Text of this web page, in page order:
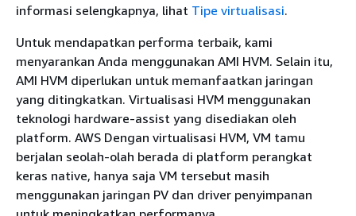
informasi selengkapnya, lihat Tipe virtualisasi.
Untuk mendapatkan performa terbaik, kami
menyarankan Anda menggunakan AMI HVM. Selain itu,
AMI HVM diperlukan untuk memanfaatkan jaringan
yang ditingkatkan. Virtualisasi HVM menggunakan
teknologi hardware-assist yang disediakan oleh
platform. AWS Dengan virtualisasi HVM, VM tamu
berjalan seolah-olah berada di platform perangkat
keras native, hanya saja VM tersebut masih
menggunakan jaringan PV dan driver penyimpanan